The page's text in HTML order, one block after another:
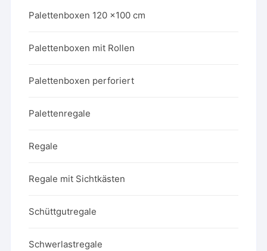
Palettenboxen 120 x100 cm
Palettenboxen mit Rollen
Palettenboxen perforiert
Palettenregale
Regale
Regale mit Sichtkästen
Schüttgutregale
Schwerlastregale